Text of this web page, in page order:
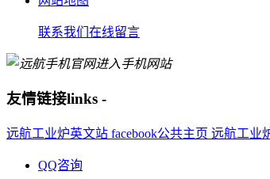
联系我们 在线留言
进入手机网站
友情链接links -
远航工业炉英文站 facebook公共主页 远航工业
QQ咨询